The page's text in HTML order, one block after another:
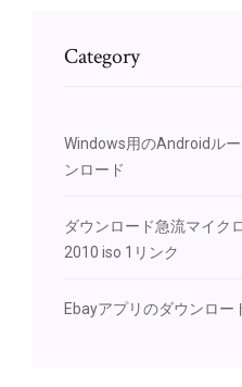
Category
Windows用のAndroidル
ンロード
ダウンロード急流マイク
2010 iso 1リンク
Ebayアプリのダウンロー